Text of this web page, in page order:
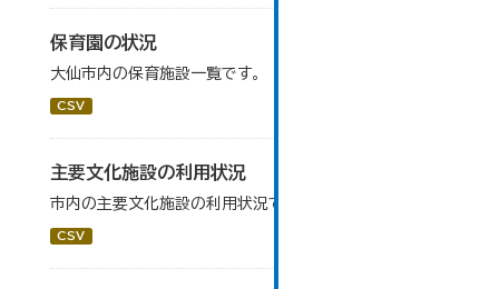
保育園の状況
大仙市内の保育施設一覧です。
CSV
主要文化施設の利用状況
市内の主要文化施設の利用状況です。
CSV